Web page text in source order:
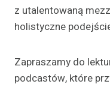
z utalentowaną
holistyczne
Zapraszamy do
podcastów, które